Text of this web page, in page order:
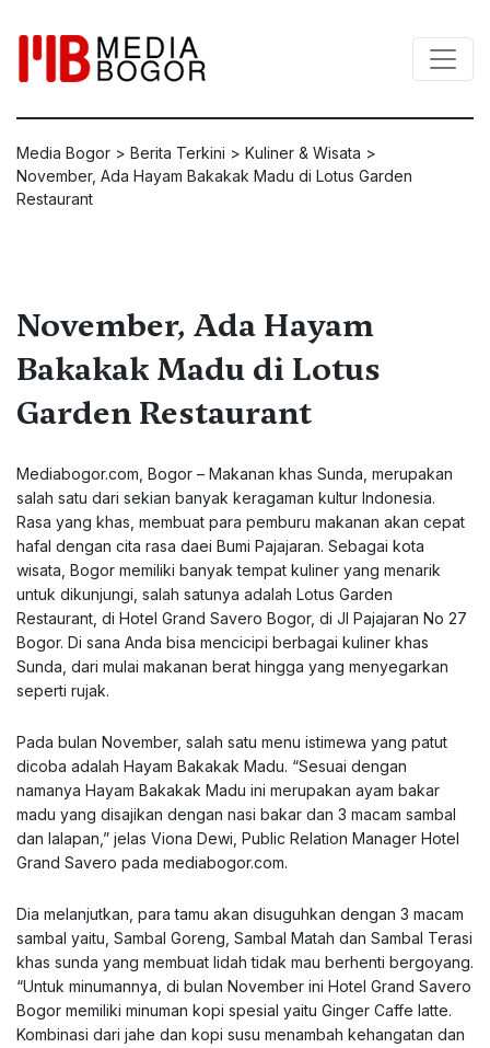
Media Bogor > Berita Terkini > Kuliner & Wisata >
November, Ada Hayam Bakakak Madu di Lotus Garden
Restaurant
November, Ada Hayam
Bakakak Madu di Lotus
Garden Restaurant
Mediabogor.com , Bogor – Makanan khas Sunda, merupakan
salah satu dari sekian banyak keragaman kultur Indonesia.
Rasa yang khas, membuat para pemburu makanan akan cepat
hafal dengan cita rasa daei Bumi Pajajaran. Sebagai kota
wisata, Bogor memiliki banyak tempat kuliner yang menarik
untuk dikunjungi, salah satunya adalah Lotus Garden
Restaurant, di Hotel Grand Savero Bogor, di Jl Pajajaran No 27
Bogor. Di sana Anda bisa mencicipi berbagai kuliner khas
Sunda, dari mulai makanan berat hingga yang menyegarkan
seperti rujak.
Pada bulan November, salah satu menu istimewa yang patut
dicoba adalah Hayam Bakakak Madu. “Sesuai dengan
namanya Hayam Bakakak Madu ini merupakan ayam bakar
madu yang disajikan dengan nasi bakar dan 3 macam sambal
dan lalapan,” jelas Viona Dewi, Public Relation Manager Hotel
Grand Savero pada mediabogor.com.
Dia melanjutkan, para tamu akan disuguhkan dengan 3 macam
sambal yaitu, Sambal Goreng, Sambal Matah dan Sambal Terasi
khas sunda yang membuat lidah tidak mau berhenti bergoyang.
“Untuk minumannya, di bulan November ini Hotel Grand Savero
Bogor memiliki minuman kopi spesial yaitu Ginger Caffe latte.
Kombinasi dari jahe dan kopi susu menambah kehangatan dan